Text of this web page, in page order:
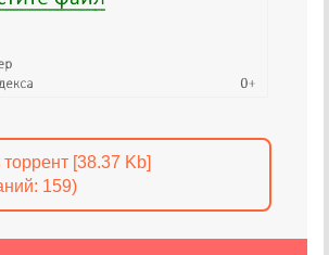
[38.37 Kb]
159)